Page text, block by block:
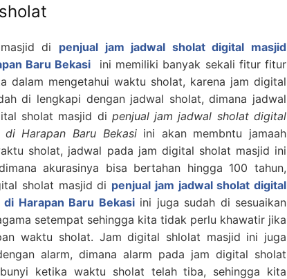
di penjual jam jadwal sholat digital masjid
Baru Bekasi
ini memiliki banyak sekali fitur fitur
dalam mengetahui waktu sholat, karena jam digital
di lengkapi dengan jadwal sholat, dimana jadwal
sholat masjid di penjual jam jadwal sholat digital
Harapan Baru Bekasi ini akan membntu jamaah
sholat, jadwal pada jam digital sholat masjid ini
akurasinya bisa bertahan hingga 100 tahun,
sholat masjid di penjual jam jadwal sholat digital
Harapan Baru Bekasiini juga sudah di sesuaikan
setempat sehingga kita tidak perlu khawatir jika
waktu sholat. Jam digital shlolat masjid ini juga
alarm, dimana alarm pada jam digital sholat
ketika waktu sholat telah tiba, sehingga kita